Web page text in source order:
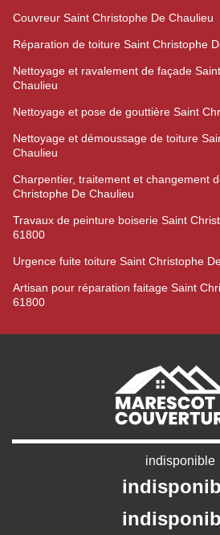
Couvreur Saint Christophe De Chaulieu
Réparation de toiture Saint Christophe
Nettoyage et ravalement de façade
Chaulieu
Nettoyage et pose de gouttière Saint
Nettoyage et démoussage de toiture
Chaulieu
Charpentier, traitement et changement
Christophe De Chaulieu
Travaux de peinture boiserie Saint
61800
Urgence fuite toiture Saint Christophe
Artisan pour réparation faitage Saint
61800
indisponible